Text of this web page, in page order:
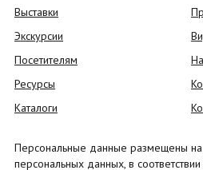
Выставки
Экскурсии
Посетителям
Ресурсы
Каталоги
Персональные данные размещены на
персональных данных, в